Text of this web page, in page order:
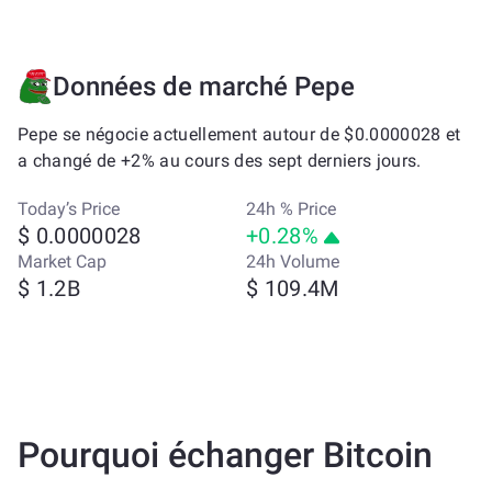
Données de marché Pepe
Pepe se négocie actuellement autour de $0.0000028 et
a changé de +2% au cours des sept derniers jours.
Today’s Price
$ 0.0000028
24h % Price
+0.28%
Market Cap
$ 1.2B
24h Volume
$ 109.4M
Pourquoi échanger Bitcoin